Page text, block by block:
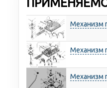
Механизм
Механизм
Механизм